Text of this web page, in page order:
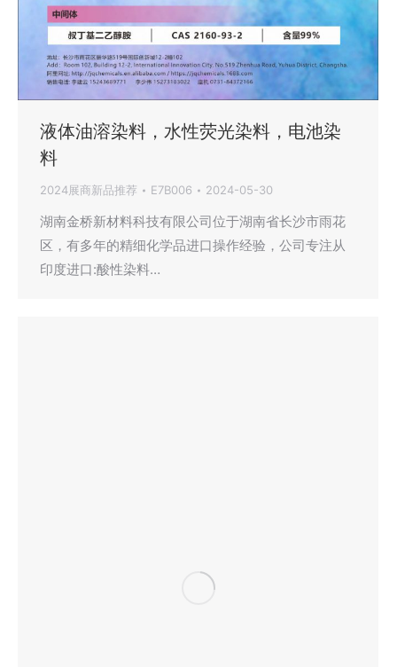
液体油溶染料，水性荧光染料，电池染
料
2024展商新品推荐 E7B006 2024-05-30
湖南金桥新材料科技有限公司位于湖南省长沙市雨花
区，有多年的精细化学品进口操作经验，公司专注从
印度进口:酸性染料…